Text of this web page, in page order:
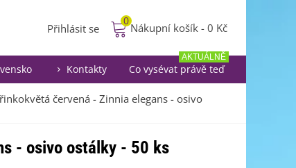
Přihlásit se
0
Nákupní košík - 0 Kč
Kontakty Co vysévat právě teď
AKTUÁLNĚ
červená - Zinnia elegans - osivo
- osivo ostálky - 50 ks